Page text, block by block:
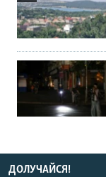
ДОЛУЧАЙСЯ!